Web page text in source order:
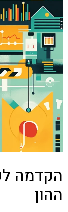
הקדמה
ההון